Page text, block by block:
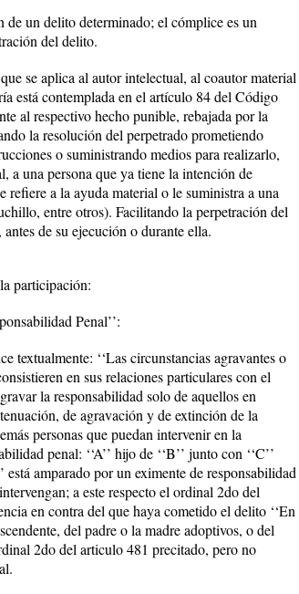
de un delito determinado; el cómplice es un
del delito.
se aplica al autor intelectual, al coautor material
está contemplada en el artículo 84 del Código
al respectivo hecho punible, rebajada por la
la resolución del perpetrado prometiendo
o suministrando medios para realizarlo,
a una persona que ya tiene la intención de
a la ayuda material o le suministra a una
entre otros). Facilitando la perpetración del
de su ejecución o durante ella.
participación:
Penal’’:
textualmente: ‘‘Las circunstancias agravantes o
en sus relaciones particulares con el
la responsabilidad solo de aquellos en
de agravación y de extinción de la
personas que puedan intervenir en la
penal: ‘‘A’’ hijo de ‘‘B’’ junto con ‘‘C’’
está amparado por un eximente de responsabilidad
a este respecto el ordinal 2do del
en contra del que haya cometido el delito ‘‘En
del padre o la madre adoptivos, o del
2do del articulo 481 precitado, pero no